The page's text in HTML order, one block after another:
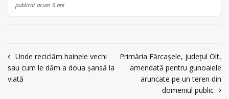
publicat acum 6 ani
Navigare
în
Unde reciclăm hainele vechi
sau cum le dăm a doua șansă la
viată
Primăria Fărcaşele, județul Olt,
amendată pentru gunoaiele
aruncate pe un teren din
domeniul public